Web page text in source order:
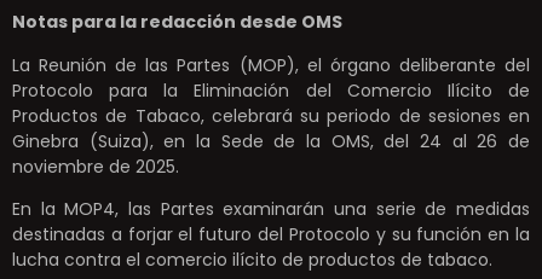
Notas para la redacción desde OMS
La Reunión de las Partes (MOP), el órgano deliberante del
Protocolo para la Eliminación del Comercio Ilícito de
Productos de Tabaco, celebrará su periodo de sesiones en
Ginebra (Suiza), en la Sede de la OMS, del 24 al 26 de
noviembre de 2025.
En la MOP4, las Partes examinarán una serie de medidas
destinadas a forjar el futuro del Protocolo y su función en la
lucha contra el comercio ilícito de productos de tabaco.